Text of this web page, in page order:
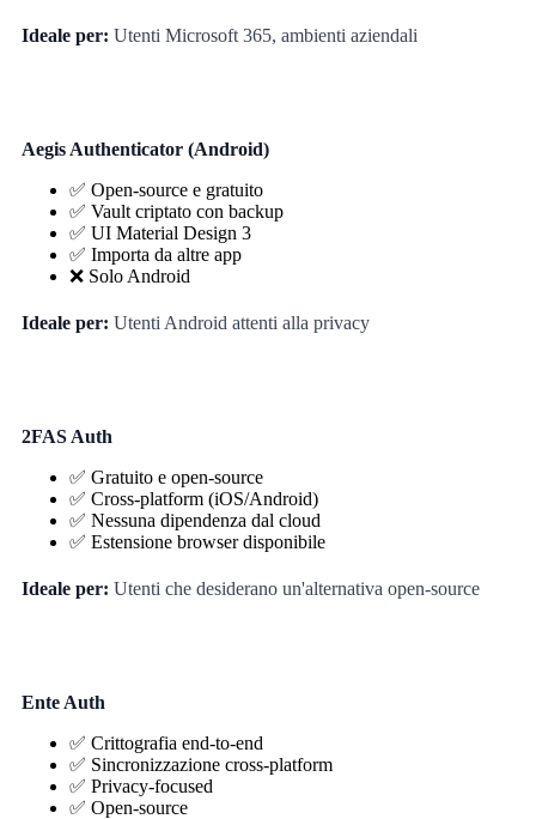
Ideale per: Utenti Microsoft 365, ambienti aziendali
Aegis Authenticator (Android)
✅ Open-source e gratuito
✅ Vault criptato con backup
✅ UI Material Design 3
✅ Importa da altre app
❌ Solo Android
Ideale per: Utenti Android attenti alla privacy
2FAS Auth
✅ Gratuito e open-source
✅ Cross-platform (iOS/Android)
✅ Nessuna dipendenza dal cloud
✅ Estensione browser disponibile
Ideale per: Utenti che desiderano un'alternativa open-source
Ente Auth
✅ Crittografia end-to-end
✅ Sincronizzazione cross-platform
✅ Privacy-focused
✅ Open-source